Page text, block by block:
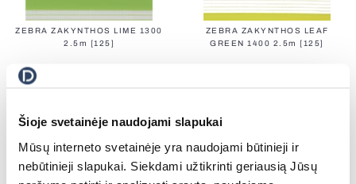
Šioje svetainėje naudojami slapukai
Mūsų interneto svetainėje yra naudojami būtinieji ir
nebūtinieji slapukai. Siekdami užtikrinti geriausią Jūsų
ZEBRA ZAKYNTHOS LIME 1300
2.5m [125]
ZEBRA ZAKYNTHOS LEAF
GREEN 1400 2.5m [125]